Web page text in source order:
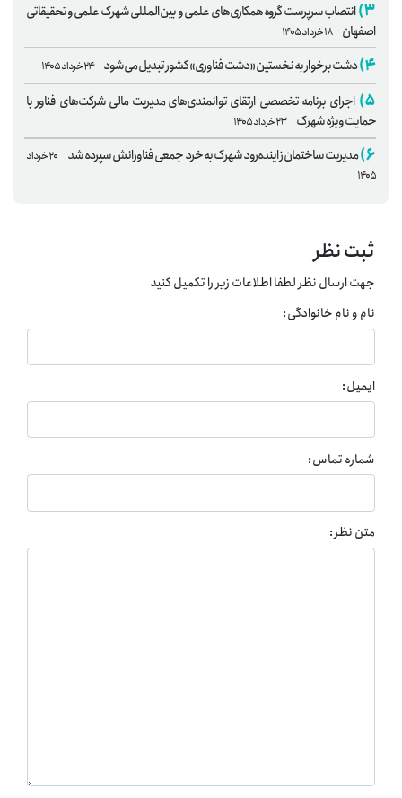
انتصاب سرپرست گروه همکاری‌های علمی و بین‌المللی شهرک علمی و تحقیقاتی
اصفهان ۱۸ خرداد ۱۴۰۵
دشت برخوار به نخستین «دشت فناوری» کشور تبدیل می‌شود ۲۴ خرداد ۱۴۰۵
اجرای برنامه تخصصی ارتقای توانمندی‌های مدیریت مالی شرکت‌های فناور با
حمایت ویژه شهرک ۲۳ خرداد ۱۴۰۵
مدیریت ساختمان زاینده‌رود شهرک به خرد جمعی فناورانش سپرده شد
۲۰ خرداد
۱۴۰۵
ثبت نظر
جهت ارسال نظر لطفا اطلاعات زیر را تکمیل کنید
نام و نام خانوادگی:
ایمیل:
شماره تماس:
متن نظر: